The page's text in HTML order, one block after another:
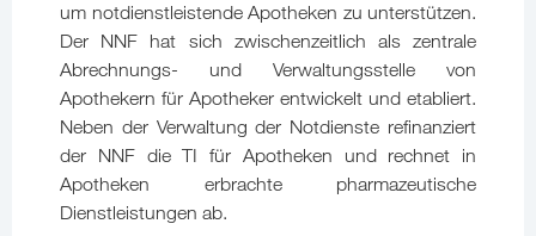
um notdienstleistende Apotheken zu unterstützen.
Der NNF hat sich zwischenzeitlich als zentrale
Abrechnungs- und Verwaltungsstelle von
Apothekern für Apotheker entwickelt und etabliert.
Neben der Verwaltung der Notdienste refinanziert
der NNF die TI für Apotheken und rechnet in
Apotheken erbrachte pharmazeutische
Dienstleistungen ab.